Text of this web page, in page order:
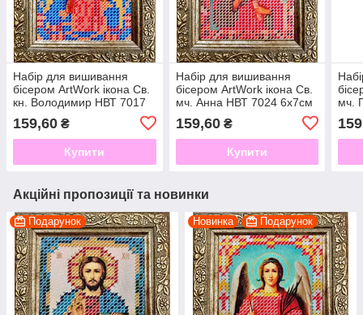
Набір для вишивання
бісером ArtWork ікона Св.
кн. Володимир НВТ 7017
комплекті
159,60 ₴
Купити
Набір для вишивання
бісером ArtWork ікона Св.
мч. Анна НВТ 7024 6х7см
159,60₴
Купити
мч.
Акційні пропозиції та новинки
Подарунок Новинка Подарунок